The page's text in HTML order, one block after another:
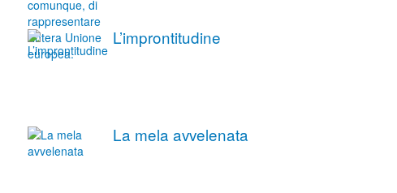
L’improntitudine
La mela avvelenata